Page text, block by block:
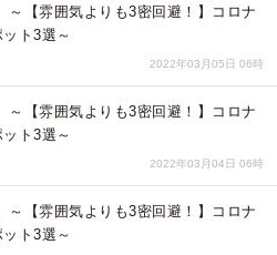
～【雰囲気よりも3密回避！】コロナ
ト3選～
2022年03月05日 06時
～【雰囲気よりも3密回避！】コロナ
ト3選～
2022年03月04日 06時
～【雰囲気よりも3密回避！】コロナ
ト3選～